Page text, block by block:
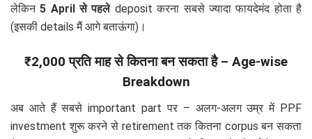
लेकिन5 April से पहलेdeposit करना सबसे ज्यादा फायदेमंद होता है
(इसकी details मैं आगे बताऊंगा)।
₹2,000 प्रति माह से कितना बन सकता है – Age-wise
Breakdown
अब आते हैं सबसे important part पर – अलग-अलग उम्र में PPF
investment शुरू करने से retirement तक कितना corpus बन सकता